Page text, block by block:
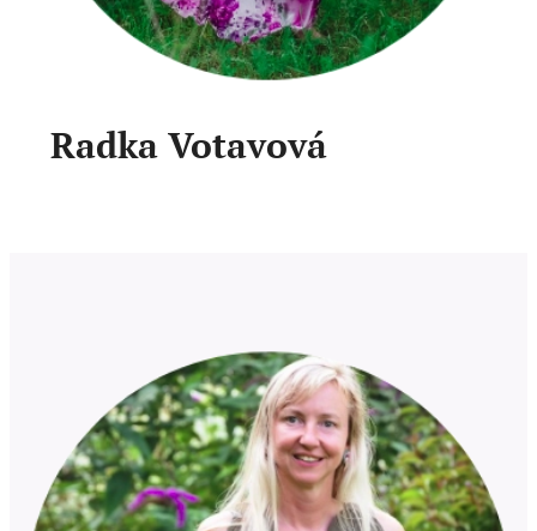
Radka Votavová